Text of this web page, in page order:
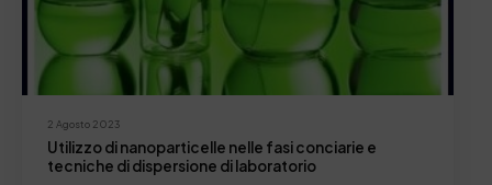
2 Agosto 2023
Utilizzo di nanoparticelle nelle fasi conciarie e
tecniche di dispersione di laboratorio